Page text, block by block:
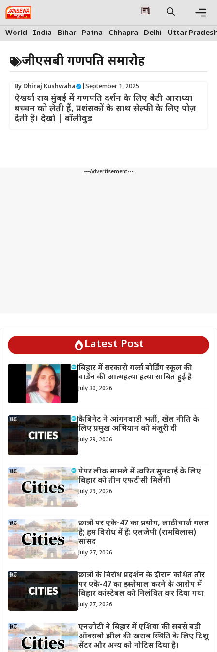
Skip
to
content
World India Bihar Patna Chhapra Delhi Uttar
जीएसबी गणपति समारोह
By Dhiraj Kushwaha September 1, 2025
ऐश्वर्या राय मुंबई में गणपति दर्शन के लिए बेटी आराध्या
बच्चन को लेती हैं, प्रशंसकों के साथ सेल्फी के लिए पोज़
देती हैं। देखो | बॉलीवुड
---Advertisement---
Latest Post
बिहार में सरकारी गर्ल्स बोर्डिंग स्कूल की
वार्डेन की आत्महत्या हत्या साबित हुई है
July 30, 2026
कैबिनेट ने आंगनवाड़ी भर्ती, खेल नीति के
लिए प्रमुख अभियान को मंजूरी दी
July 29, 2026
पेपर लीक मामले में त्वरित सुनवाई के लिए
बिहार को तीन एफटीसी मिलेंगी
July 29, 2026
छात्रों पर एके-47 का प्रयोग, लाठीचार्ज गलत
है; हम विरोध में हैं: एलजेपी (रामबिलास)
सांसद
July 27, 2026
छात्रों के विरोध प्रदर्शन के दौरान कथित तौर
पर एके-47 का इस्तेमाल करने के आरोप में
बिहार कांस्टेबल को निलंबित कर दिया गया
July 27, 2026
एनजीटी ने बिहार में एशिया की सबसे बड़ी
ऑक्सबो झील की खराब स्थिति के लिए टिशू
सेंटर और अन्य को नोटिस दिया है।